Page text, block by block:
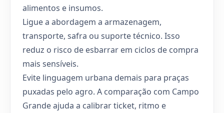
alimentos e insumos.
Ligue a abordagem a armazenagem,
transporte, safra ou suporte técnico. Isso
reduz o risco de esbarrar em ciclos de compra
mais sensíveis.
Evite linguagem urbana demais para praças
puxadas pelo agro. A comparação com Campo
Grande ajuda a calibrar ticket, ritmo e